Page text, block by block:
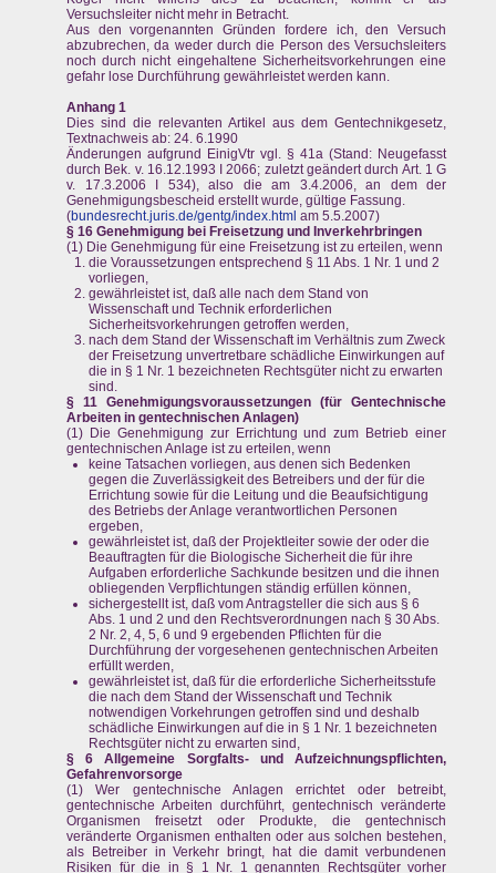
Versuchsleiter nicht mehr in Betracht.
Aus den vorgenannten Gründen fordere ich, den Versuch
abzubrechen, da weder durch die Person des Versuchsleiters
noch durch nicht eingehaltene Sicherheitsvorkehrungen eine
gefahr lose Durchführung gewährleistet werden kann.
Anhang 1
Dies sind die relevanten Artikel aus dem Gentechnikgesetz,
Textnachweis ab: 24. 6.1990
Änderungen aufgrund EinigVtr vgl. § 41a (Stand: Neugefasst
durch Bek. v. 16.12.1993 I 2066; zuletzt geändert durch Art. 1 G
v. 17.3.2006 I 534), also die am 3.4.2006, an dem der
Genehmigungsbescheid erstellt wurde, gültige Fassung.
(bundesrecht.juris.de/gentg/index.html am 5.5.2007)
§ 16 Genehmigung bei Freisetzung und Inverkehrbringen
(1) Die Genehmigung für eine Freisetzung ist zu erteilen, wenn
die Voraussetzungen entsprechend § 11 Abs. 1 Nr. 1 und 2
vorliegen,
gewährleistet ist, daß alle nach dem Stand von
Wissenschaft und Technik erforderlichen
Sicherheitsvorkehrungen getroffen werden,
nach dem Stand der Wissenschaft im Verhältnis zum Zweck
der Freisetzung unvertretbare schädliche Einwirkungen auf
die in § 1 Nr. 1 bezeichneten Rechtsgüter nicht zu erwarten
sind.
§ 11 Genehmigungsvoraussetzungen (für Gentechnische
Arbeiten in gentechnischen Anlagen)
(1) Die Genehmigung zur Errichtung und zum Betrieb einer
gentechnischen Anlage ist zu erteilen, wenn
keine Tatsachen vorliegen, aus denen sich Bedenken
gegen die Zuverlässigkeit des Betreibers und der für die
Errichtung sowie für die Leitung und die Beaufsichtigung
des Betriebs der Anlage verantwortlichen Personen
ergeben,
gewährleistet ist, daß der Projektleiter sowie der oder die
Beauftragten für die Biologische Sicherheit die für ihre
Aufgaben erforderliche Sachkunde besitzen und die ihnen
obliegenden Verpflichtungen ständig erfüllen können,
sichergestellt ist, daß vom Antragsteller die sich aus § 6
Abs. 1 und 2 und den Rechtsverordnungen nach § 30 Abs.
2 Nr. 2, 4, 5, 6 und 9 ergebenden Pflichten für die
Durchführung der vorgesehenen gentechnischen Arbeiten
erfüllt werden,
gewährleistet ist, daß für die erforderliche Sicherheitsstufe
die nach dem Stand der Wissenschaft und Technik
notwendigen Vorkehrungen getroffen sind und deshalb
schädliche Einwirkungen auf die in § 1 Nr. 1 bezeichneten
Rechtsgüter nicht zu erwarten sind,
§ 6 Allgemeine Sorgfalts- und Aufzeichnungspflichten,
Gefahrenvorsorge
(1) Wer gentechnische Anlagen errichtet oder betreibt,
gentechnische Arbeiten durchführt, gentechnisch veränderte
Organismen freisetzt oder Produkte, die gentechnisch
veränderte Organismen enthalten oder aus solchen bestehen,
als Betreiber in Verkehr bringt, hat die damit verbundenen
Risiken für die in § 1 Nr. 1 genannten Rechtsgüter vorher